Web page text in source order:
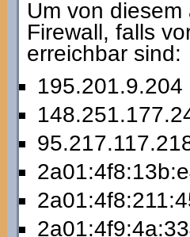
Um von
Firewall, falls
erreichbar sind:
195.201.9.204